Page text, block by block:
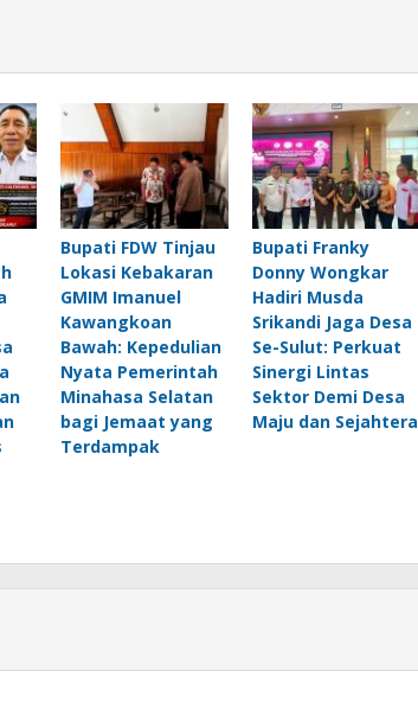
Bupati FDW Tinjau
Lokasi Kebakaran
GMIM Imanuel
Kawangkoan
Bawah: Kepedulian
Nyata Pemerintah
Minahasa Selatan
bagi Jemaat yang
Terdampak
Bupati Franky
Donny Wongkar
Hadiri Musda
Srikandi Jaga Desa
Se-Sulut: Perkuat
Sinergi Lintas
Sektor Demi Desa
Maju dan Sejahtera